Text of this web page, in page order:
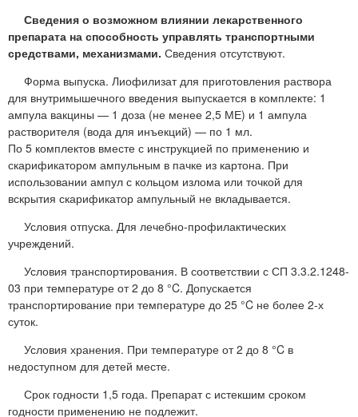
Сведения о возможном влиянии лекарственного
препарата на способность управлять транспортными
средствами, механизмами. Сведения отсутствуют.
Форма выпуска. Лиофилизат для приготовления раствора
для внутримышечного введения выпускается в комплекте: 1
ампула вакцины — 1 доза (не менее 2,5 МЕ) и 1 ампула
растворителя (вода для инъекций) — по 1 мл.
По 5 комплектов вместе с инструкцией по применению и
скарификатором ампульным в пачке из картона. При
использовании ампул с кольцом излома или точкой для
вскрытия скарификатор ампульный не вкладывается.
Условия отпуска. Для лечебно-профилактических
учреждений.
Условия транспортирования. В соответствии с СП 3.3.2.1248-
03 при температуре от 2 до 8 °C. Допускается
транспортирование при температуре до 25 °C не более 2-х
суток.
Условия хранения. При температуре от 2 до 8 °C в
недоступном для детей месте.
Срок годности 1,5 года. Препарат с истекшим сроком
годности применению не подлежит.